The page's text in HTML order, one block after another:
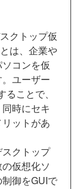
クトップ仮
は、企業や
コンを仮
ユーザー
ことで、
時にセキ
ットがあ
クトップ
仮想化ソ
御をGUIで